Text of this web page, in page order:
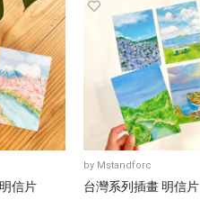
信片
by Mstandforc
台灣系列插畫 明信片